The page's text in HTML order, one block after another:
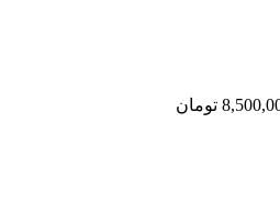
تومان